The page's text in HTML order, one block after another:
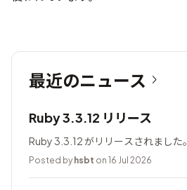
最近のニュース
Ruby 3.3.12 リリース
Ruby 3.3.12 がリリースされました。
Posted by hsbt on 16 Jul 2026